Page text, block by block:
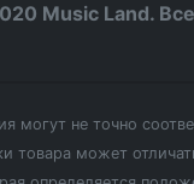
Music Land.
могут не точно
товара может